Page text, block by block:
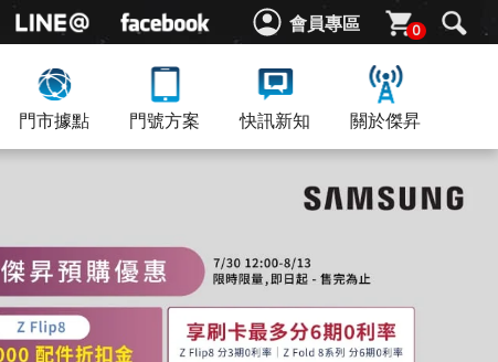
會員專區 0
門市據點 門號方案 快訊新知 關於傑昇